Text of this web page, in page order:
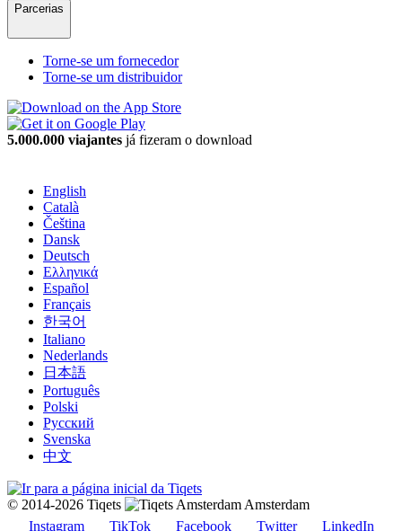
Parcerias
Torne-se um fornecedor
Torne-se um distribuidor
5.000.000 viajantes já fizeram o download
English
Català
Čeština
Dansk
Deutsch
Ελληνικά
Español
Français
한국어
Italiano
Nederlands
日本語
Português
Polski
Русский
Svenska
中文
© 2014-2026 Tiqets
Amsterdam
Instagram
TikTok Facebook Twitter LinkedIn